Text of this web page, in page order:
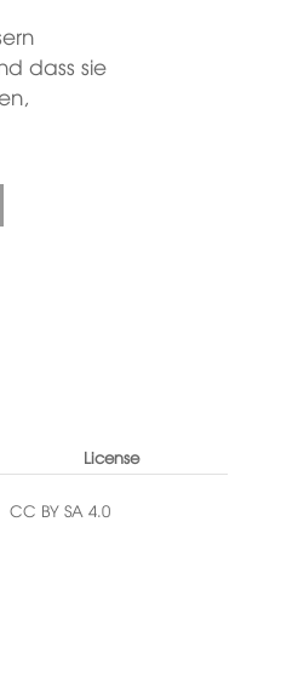
dass sie
License
CC BY SA 4.0